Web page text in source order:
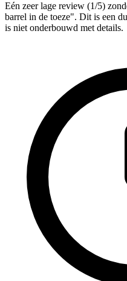
Eén zeer lage review (1/5)
barrel in de toeze". Dit is een
is niet onderbouwd met details.